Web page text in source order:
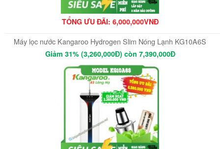
TỔNG ƯU ĐÃI: 6,000,000VNĐ
Máy lọc nước Kangaroo Hydrogen Slim Nóng Lạnh KG10A6S
Giảm 31% (3,260,000Đ) còn 7,390,000Đ